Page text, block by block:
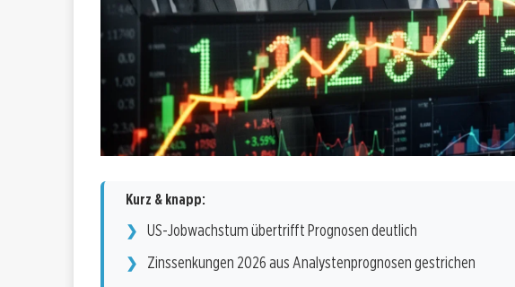
Kurz & knapp:
US-Jobwachstum übertrifft Prognosen deutlich
Zinssenkungen 2026 aus Analystenprognosen gestrichen